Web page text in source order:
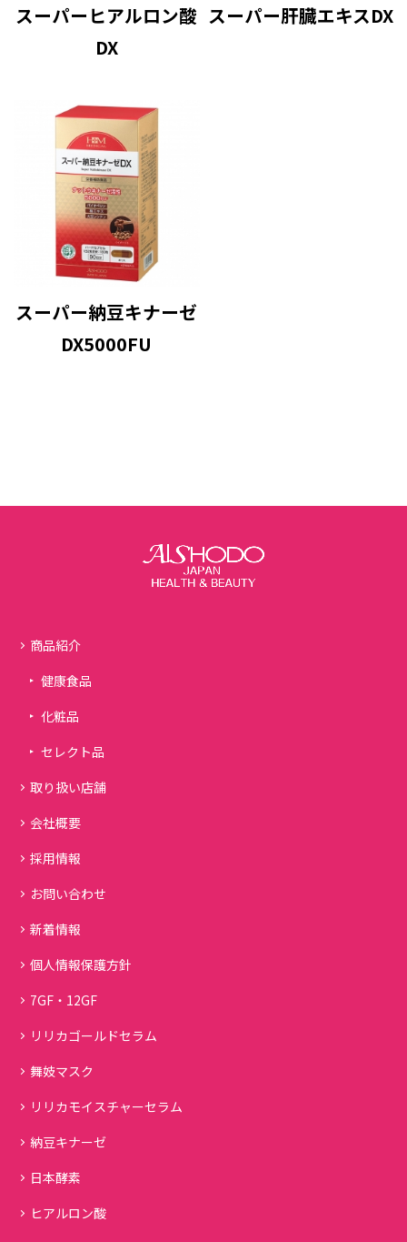
スーパーヒアルロン酸
DX
スーパー肝臓エキスDX
スーパー納豆キナーゼ
DX5000FU
商品紹介
健康食品
化粧品
セレクト品
取り扱い店舗
会社概要
採用情報
お問い合わせ
新着情報
個人情報保護方針
7GF・12GF
リリカゴールドセラム
舞妓マスク
リリカモイスチャーセラム
納豆キナーゼ
日本酵素
ヒアルロン酸